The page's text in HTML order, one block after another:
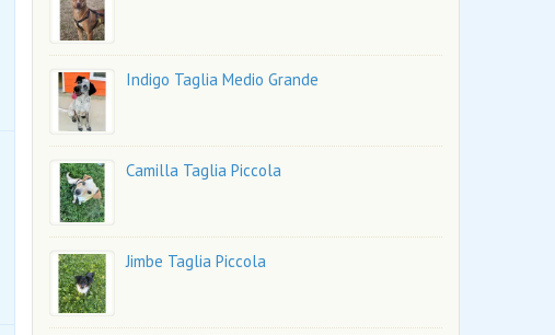
Indigo Taglia Medio Grande
Camilla Taglia Piccola
Jimbe Taglia Piccola